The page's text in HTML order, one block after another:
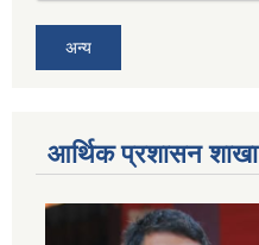
अन्य
आर्थिक प्रशासन शाखा